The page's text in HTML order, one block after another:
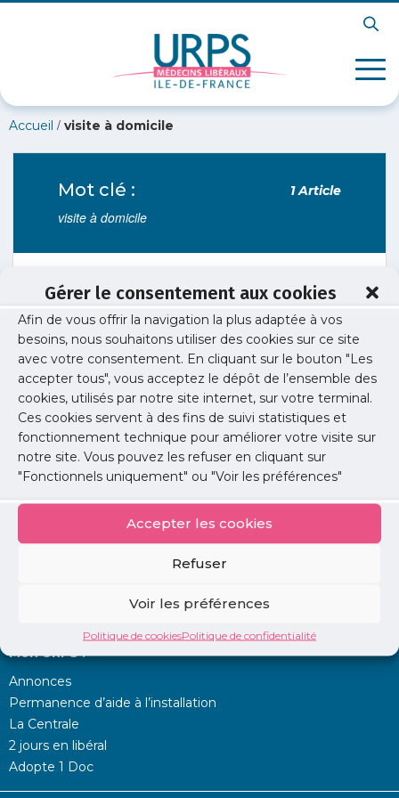
Gérer le consentement aux cookies
Afin de vous offrir la navigation la plus adaptée à vos
besoins, nous souhaitons utiliser des cookies sur ce site
avec votre consentement. En cliquant sur le bouton "Les
accepter tous", vous acceptez le dépôt de l’ensemble des
cookies, utilisés par notre site internet, sur votre terminal.
Ces cookies servent à des fins de suivi statistiques et
fonctionnement technique pour améliorer votre visite sur
notre site. Vous pouvez les refuser en cliquant sur
"Fonctionnels uniquement" ou "Voir les préférences"
Accepter les cookies
Refuser
Voir les préférences
Politique de cookiesPolitique de confidentialité
Accueil / visite à domicile
Mot clé : 1 Article
visite à domicile
Études / Enquêtes/ Exercice professionnel
Prise en charge des patients à domicile :
Enquêtes
Face au vieillissement de la population et
l’augmentation des pathologies chroniques, les
Commissions « Médecine générale » et «
Médecine libérale et santé publique » de l’URPS
médecins Ile-de-France ont souhaité, d’une ...
Lire l'article
Mon URPS :
Annonces
Permanence d’aide à l’installation
La Centrale
2 jours en libéral
Adopte 1 Doc